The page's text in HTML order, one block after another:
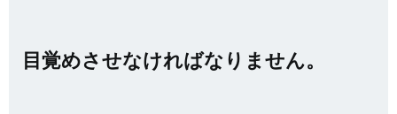
目覚めさせなければなりません。